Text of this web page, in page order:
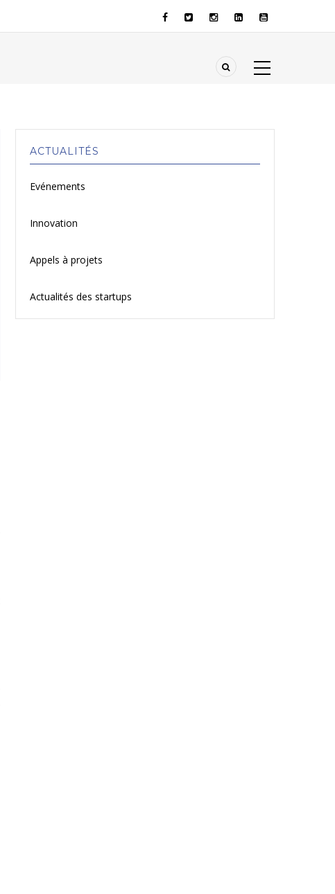
ACTUALITÉS
Evénements
Innovation
Appels à projets
Actualités des startups